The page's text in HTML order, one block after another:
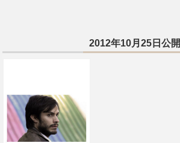
2012年10月25日公開